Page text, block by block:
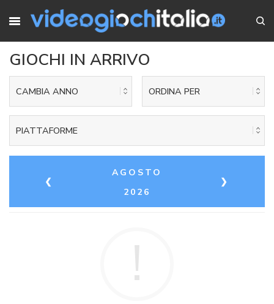
GIOCHI IN ARRIVO
CAMBIA ANNO ORDINA PER
PIATTAFORME
❮ ❯
AGOSTO
2026